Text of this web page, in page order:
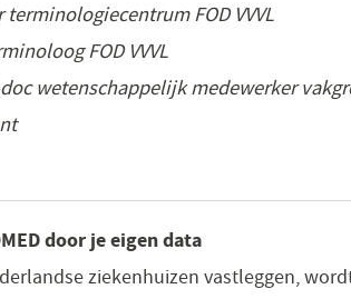
FOD VVVL
FOD VVVL
wetenschappelijk medewerker
door je eigen data
ziekenhuizen vastleggen,